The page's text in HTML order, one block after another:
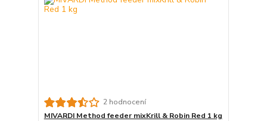
2 hodnocení
MIVARDI Method feeder mixKrill & Robin Red 1 kg